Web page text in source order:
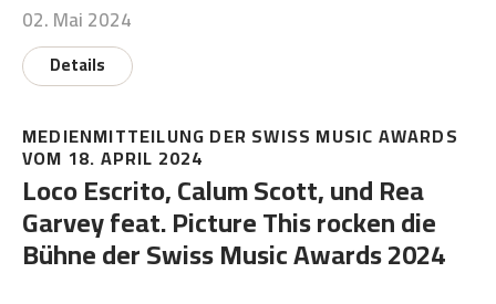
02. Mai 2024
Details
MEDIENMITTEILUNG DER SWISS MUSIC AWARDS
VOM 18. APRIL 2024
Loco Escrito, Calum Scott, und Rea
Garvey feat. Picture This rocken die
Bühne der Swiss Music Awards 2024